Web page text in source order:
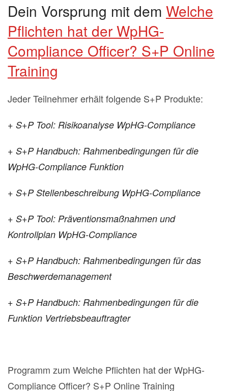
Dein Vorsprung mit dem Welche
Pflichten hat der WpHG-
Compliance Officer? S+P Online
Training
Jeder Teilnehmer erhält folgende S+P Produkte:
+ S+P Tool: Risikoanalyse WpHG-Compliance
+ S+P Handbuch: Rahmenbedingungen für die
WpHG-Compliance Funktion
+ S+P Stellenbeschreibung WpHG-Compliance
+ S+P Tool: Präventionsmaßnahmen und
Kontrollplan WpHG-Compliance
+ S+P Handbuch: Rahmenbedingungen für das
Beschwerdemanagement
+ S+P Handbuch: Rahmenbedingungen für die
Funktion Vertriebsbeauftragter
Programm zum Welche Pflichten hat der WpHG-
Compliance Officer? S+P Online Training